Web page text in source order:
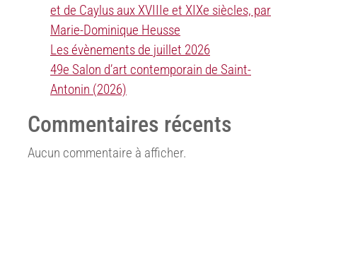
et de Caylus aux XVIIIe et XIXe siècles, par
Marie-Dominique Heusse
Les évènements de juillet 2026
49e Salon d’art contemporain de Saint-
Antonin (2026)
Commentaires récents
Aucun commentaire à afficher.